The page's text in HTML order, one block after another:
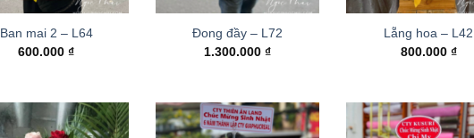
Ban mai 2 – L64
600.000₫
Đong đầy – L72
1.300.000 ₫
Lẵng hoa – L42
800.000 ₫